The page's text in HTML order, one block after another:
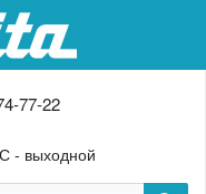
77-22
- выходной